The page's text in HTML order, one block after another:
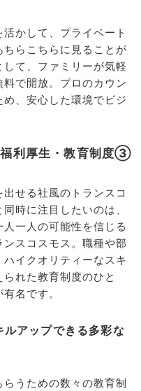
かして、プライベート
らこちらに見ることが
て、ファミリーが気軽
で開放。プロのカウン
、安心した環境でビジ
福利厚生・教育制度③
せる社風のトランスコ
時に注目したいのは、
一人の可能性を信じる
スコスモス。職種や部
イクオリティーなスキ
れた教育制度のひと
名です。
アップできる多彩な
うための数々の教育制